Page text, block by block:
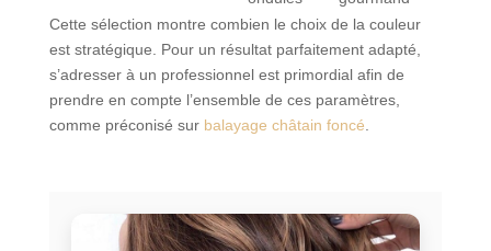
Cette sélection montre combien le choix de la couleur
est stratégique. Pour un résultat parfaitement adapté,
s’adresser à un professionnel est primordial afin de
prendre en compte l’ensemble de ces paramètres,
comme préconisé sur balayage châtain foncé